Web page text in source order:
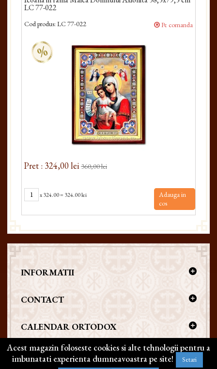
LC 77-022
Cod produs: LC 77-022 Pe comanda
%
Pret : 324,00 lei360,00 lei
x324.00= 324.00 lei
Adauga in
cos
INFORMATII
CONTACT
CALENDAR ORTODOX
Acest magazin foloseste cookies si alte tehnologii pentru a
imbunatati experienta dumneavoastra pe site!
Setari